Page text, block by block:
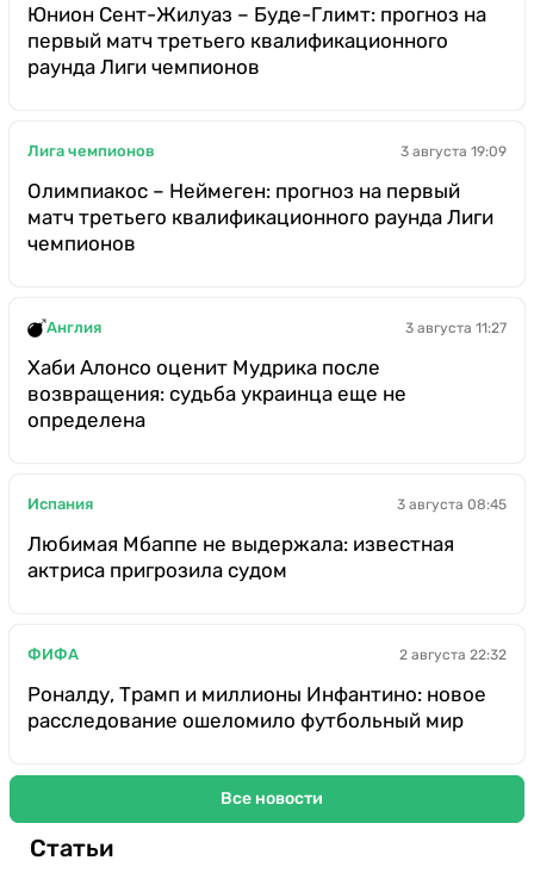
Юнион Сент-Жилуаз – Буде-Глимт: прогноз на
первый матч третьего квалификационного
раунда Лиги чемпионов
Лига чемпионов 3 августа 19:09
Олимпиакос – Неймеген: прогноз на первый
матч третьего квалификационного раунда Лиги
чемпионов
Англия 3 августа 11:27
Хаби Алонсо оценит Мудрика после
возвращения: судьба украинца еще не
определена
Испания 3 августа 08:45
Любимая Мбаппе не выдержала: известная
актриса пригрозила судом
ФИФА 2 августа 22:32
Роналду, Трамп и миллионы Инфантино: новое
расследование ошеломило футбольный мир
Все новости
Статьи